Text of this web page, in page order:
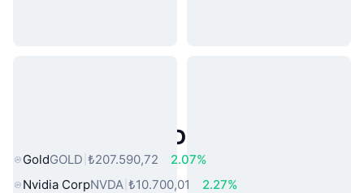
Popüler Gerçek Dünya Varlıkları
GoldGOLD ₺207.590,72
2.07%
Nvidia CorpNVDA ₺10.700,01
2.27%